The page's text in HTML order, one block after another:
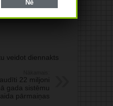
veidot diennakts
22 miljoni
gada sistēmu
pārmaiņas
Nē